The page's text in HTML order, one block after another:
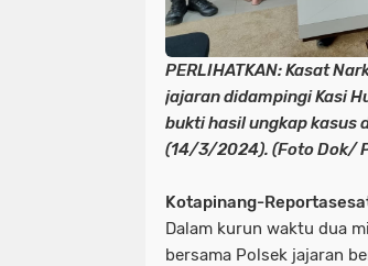
PERLIHATKAN: Kasat
jajaran didampingi Kasi
bukti hasil ungkap kasus
(14/3/2024). (Foto Dok/
Kotapinang-
Dalam kurun waktu dua
bersama Polsek jajaran